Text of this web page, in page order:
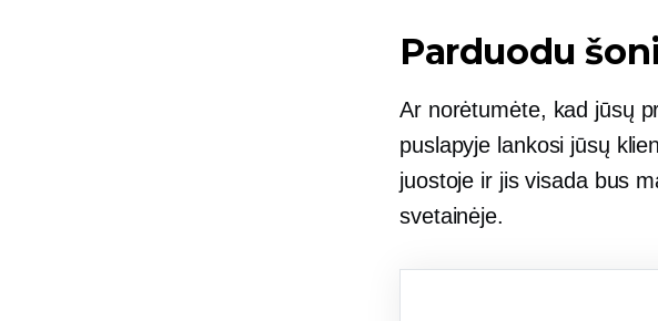
Parduodu
Ar norėtumėte, kad jūsų
puslapyje lankosi jūsų
juostoje ir jis visada bus
svetainėje.